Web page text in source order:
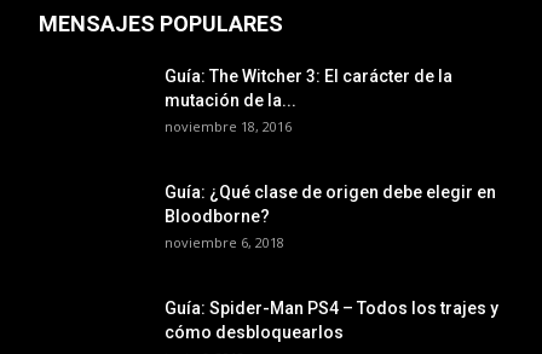
MENSAJES POPULARES
Guía: The Witcher 3: El carácter de la
mutación de la...
noviembre 18, 2016
Guía: ¿Qué clase de origen debe elegir en
Bloodborne?
noviembre 6, 2018
Guía: Spider-Man PS4 – Todos los trajes y
cómo desbloquearlos